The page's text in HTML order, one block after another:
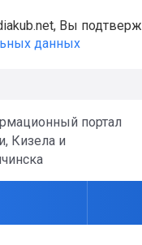
Вы
данных
портал
Кизела и